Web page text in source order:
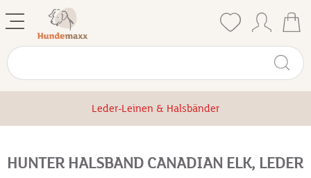
Leder-Leinen & Halsbänder
HUNTER HALSBAND CANADIAN ELK, LEDER